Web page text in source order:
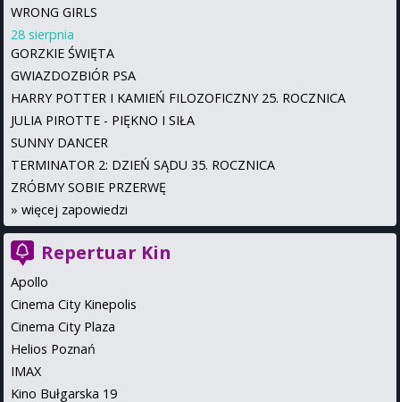
WRONG GIRLS
28 sierpnia
GORZKIE ŚWIĘTA
GWIAZDOZBIÓR PSA
HARRY POTTER I KAMIEŃ FILOZOFICZNY 25. ROCZNICA
JULIA PIROTTE - PIĘKNO I SIŁA
SUNNY DANCER
TERMINATOR 2: DZIEŃ SĄDU 35. ROCZNICA
ZRÓBMY SOBIE PRZERWĘ
» więcej zapowiedzi
Repertuar Kin
Apollo
Cinema City Kinepolis
Cinema City Plaza
Helios Poznań
IMAX
Kino Bułgarska 19